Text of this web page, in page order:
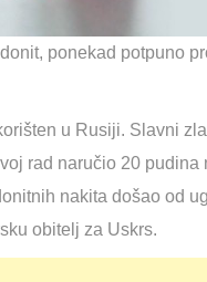
ponekad potpuno
u Rusiji. Slavni
rad naručio 20
nakita došao od
obitelj za Uskrs.